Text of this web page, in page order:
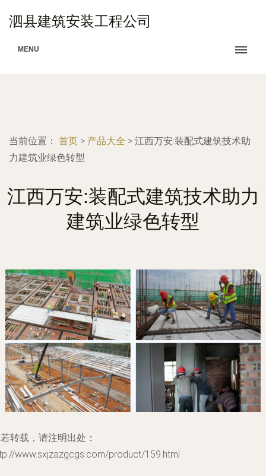
泗县建筑安装工程公司
MENU
当前位置： 首页 > 产品大全 > 江西万安:装配式建筑技术助
力建筑业绿色转型
江西万安:装配式建筑技术助力
建筑业绿色转型
转载，请注明出处：
www.sxjzazgcgs.com/product/159.html